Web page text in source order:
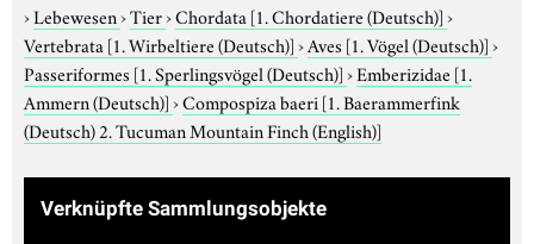
›Lebewesen›Tier›Chordata [1. Chordatiere (Deutsch)]›
Vertebrata [1. Wirbeltiere (Deutsch)]›Aves [1. Vögel (Deutsch)]›
Passeriformes [1. Sperlingsvögel (Deutsch)]›Emberizidae [1.
Ammern (Deutsch)]›Compospiza baeri [1. Baerammerfink
(Deutsch) 2. Tucuman Mountain Finch (English)]
Verknüpfte Sammlungsobjekte